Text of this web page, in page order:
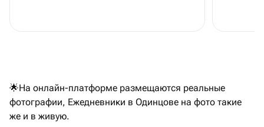
🌟На онлайн-платформе размещаются реальные
фотографии, Ежедневники в Одинцове на фото такие
же и в живую.